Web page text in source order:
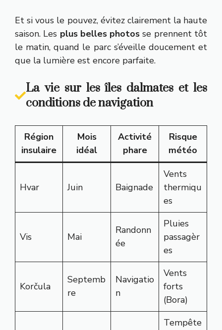
Et si vous le pouvez, évitez clairement la haute
saison. Les plus belles photos se prennent tôt
le matin, quand le parc s’éveille doucement et
que la lumière est encore parfaite.
La vie sur les îles dalmates et les
conditions de navigation
Région
insulaire
Mois
idéal
Activité
phare
Risque
météo
Hvar Juin Baignade
Vents
thermiqu
es
Vis Mai
Randonn
ée
Pluies
passagèr
es
Korčula
Septemb
re
Navigatio
n
Vents
forts
(Bora)
Tempête